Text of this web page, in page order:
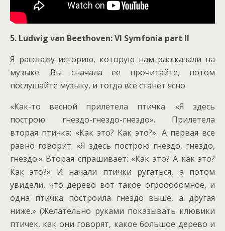
5. Ludwig van Beethoven: VI Symfonia part II
Я расскажу историю, которую нам рассказали на
музыке. Вы сначала ее прочитайте, потом
послушайте музыку, и тогда все станет ясно.
«Как-то весной прилетела птичка. «Я здесь
построю гнездо-гнездо-гнездо». Прилетела
вторая птичка: «Как это? Как это?». А первая все
равно говорит: «Я здесь построю гнездо, гнездо,
гнездо.» Вторая спрашивает: «Как это? А как это?
Как это?» И начали птички ругаться, а потом
увидели, что дерево вот такое огрооооомное, и
одна птичка построила гнездо выше, а другая
ниже.» (Желательно руками показывать клювики
птичек, как они говорят, какое большое дерево и